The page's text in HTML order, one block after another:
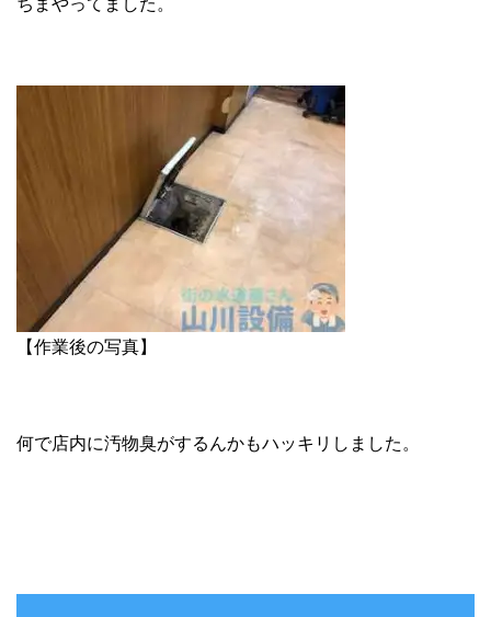
【作業後の写真】
何で店内に汚物臭がするんかもハッキリしました。